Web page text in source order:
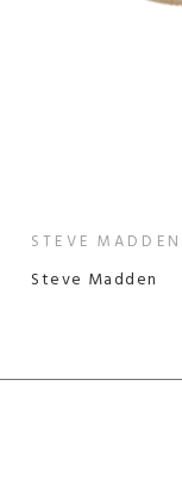
STEVE MADDEN
Steve Madden